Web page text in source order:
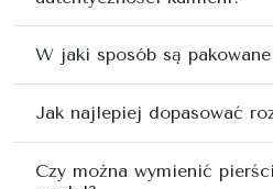
W jaki sposób są
Jak najlepiej dopasować
Czy można wymienić